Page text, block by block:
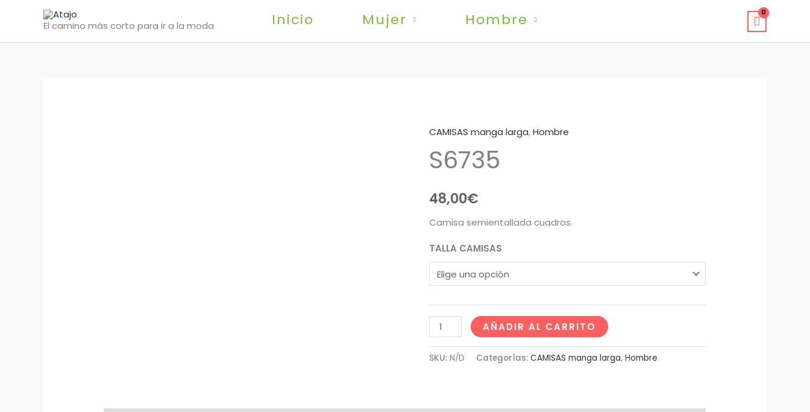
contenido
El camino más corto para ir a la moda Inicio Mujer Hombre
CAMISAS manga larga,Hombre
S6735
48,00€
Camisa semientallada cuadros.
TALLA CAMISAS
S6735
cantidad
AÑADIR AL CARRITO
SKU: N/D Categorías: CAMISAS manga larga, Hombre